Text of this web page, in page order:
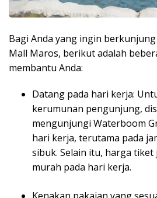
Bagi Anda yang ingin
Mall Maros, berikut adalah
membantu Anda:
Datang pada hari kerja:
kerumunan pengunjung,
mengunjungi Waterboom
hari kerja, terutama pada
sibuk. Selain itu, harga tiket
murah pada hari kerja.